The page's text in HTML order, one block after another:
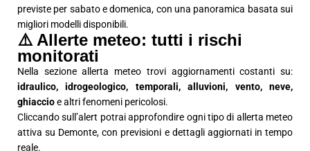
previste per sabato e domenica, con una panoramica basata sui
migliori modelli disponibili.
⚠️ Allerte meteo: tutti i rischi
monitorati
Nella sezione allerta meteo trovi aggiornamenti costanti su:
idraulico, idrogeologico, temporali, alluvioni, vento, neve,
ghiaccioe altri fenomeni pericolosi.
Cliccando sull’alert potrai approfondire ogni tipo di allerta meteo
attiva su Demonte, con previsioni e dettagli aggiornati in tempo
reale.